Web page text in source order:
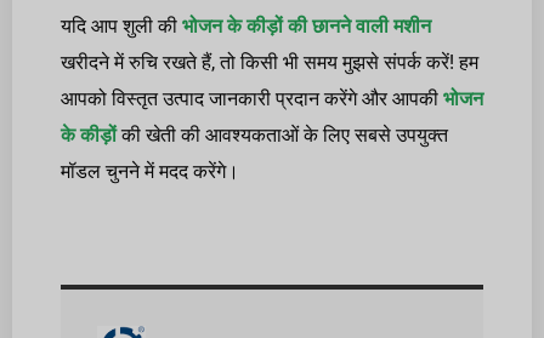
यदि आप शुली की भोजन के कीड़ों की छानने वाली मशीन
खरीदने में रुचि रखते हैं, तो किसी भी समय मुझसे संपर्क करें! हम
आपको विस्तृत उत्पाद जानकारी प्रदान करेंगे और आपकी भोजन
के कीड़ोंकी खेती की आवश्यकताओं के लिए सबसे उपयुक्त
मॉडल चुनने में मदद करेंगे।